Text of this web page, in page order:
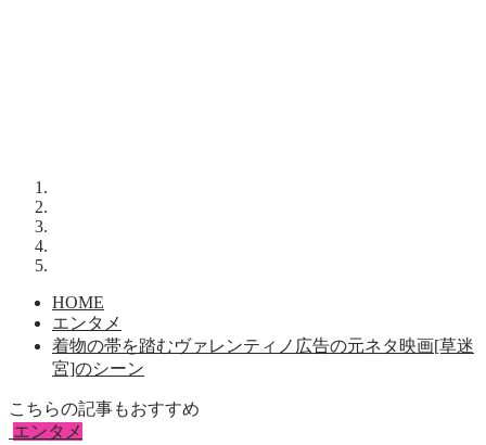
HOME
エンタメ
着物の帯を踏むヴァレンティノ広告の元ネタ映画[草迷
宮]のシーン
こちらの記事もおすすめ
エンタメ